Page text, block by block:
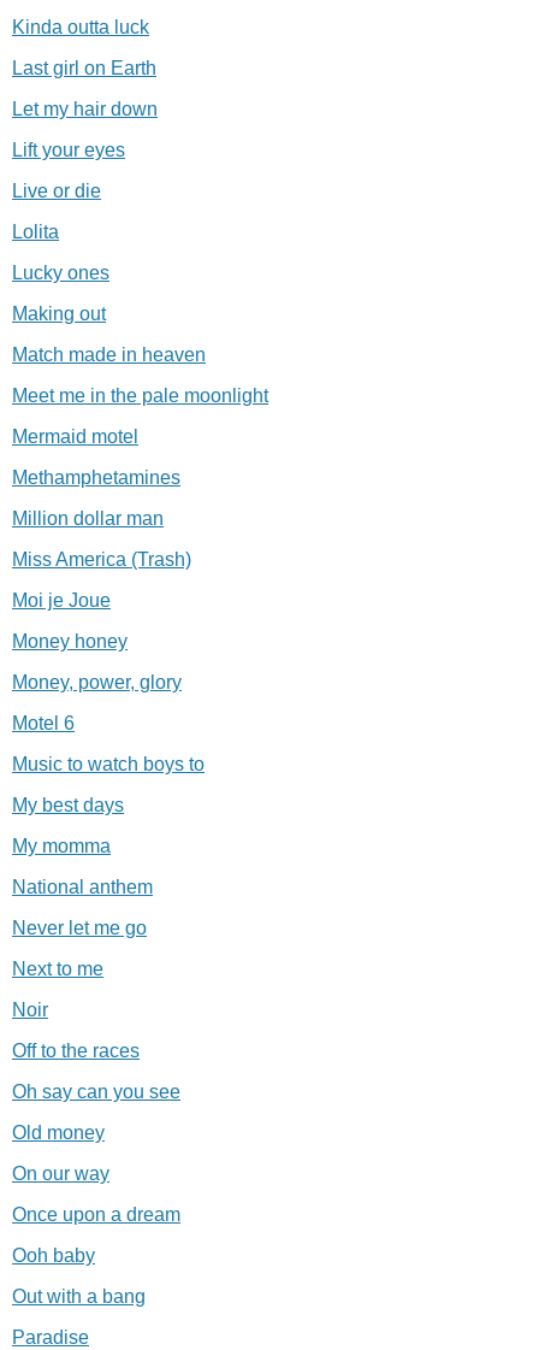
Kinda outta luck
Last girl on Earth
Let my hair down
Lift your eyes
Live or die
Lolita
Lucky ones
Making out
Match made in heaven
Meet me in the pale moonlight
Mermaid motel
Methamphetamines
Million dollar man
Miss America (Trash)
Moi je Joue
Money honey
Money, power, glory
Motel 6
Music to watch boys to
My best days
My momma
National anthem
Never let me go
Next to me
Noir
Off to the races
Oh say can you see
Old money
On our way
Once upon a dream
Ooh baby
Out with a bang
Paradise